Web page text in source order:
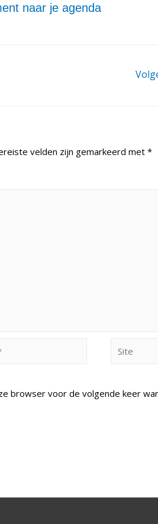
naar je agenda
velden zijn gemarkeerd met*
browser voor de volgende keer